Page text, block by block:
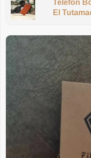
Telefon
El